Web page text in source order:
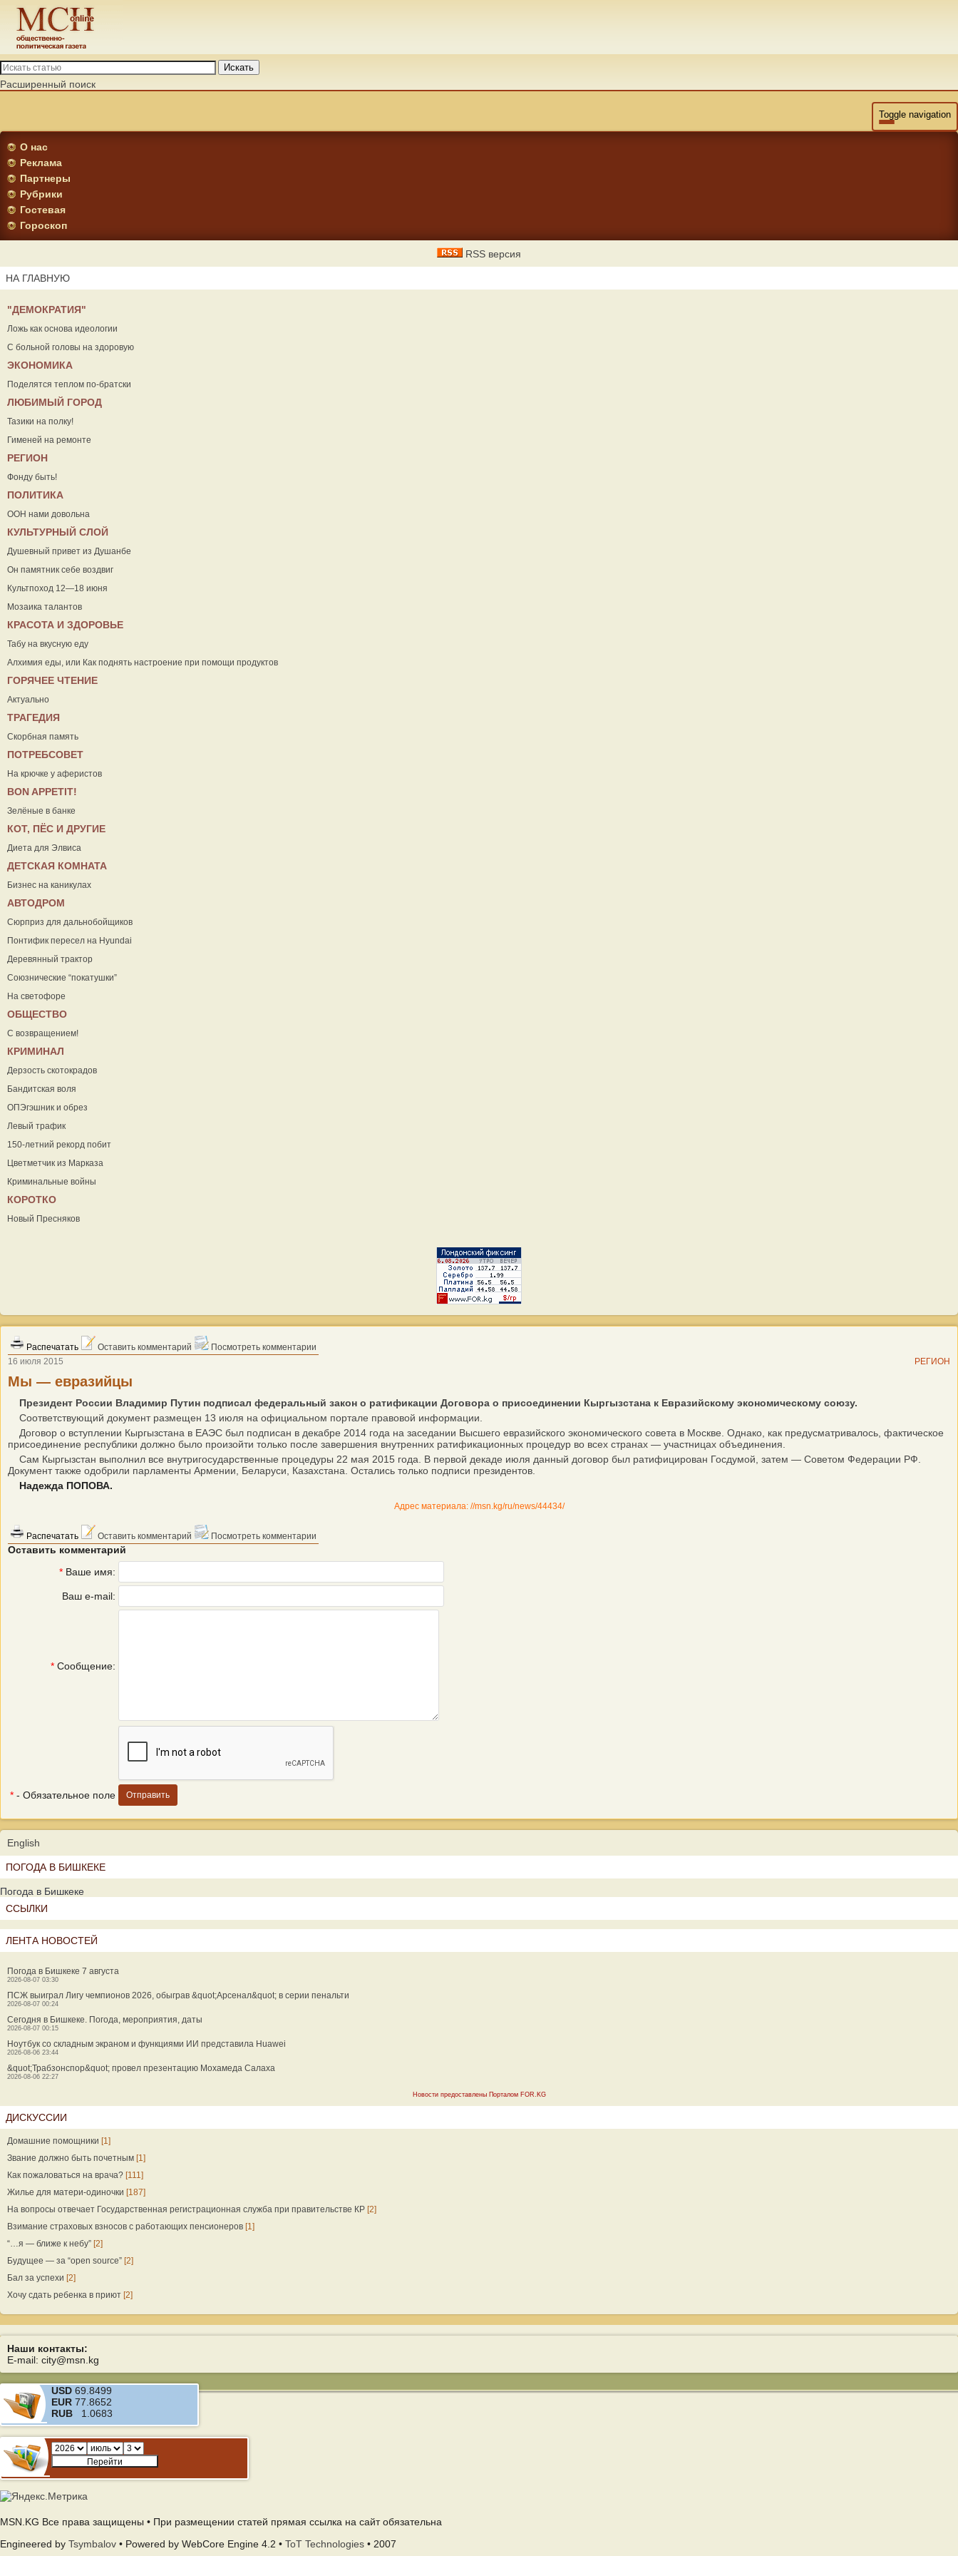
Искать
Расширенный поиск
Toggle navigation
О нас
Реклама
Партнеры
Рубрики
Гостевая
Гороскоп
RSS версия
НА ГЛАВНУЮ
"ДЕМОКРАТИЯ"
Ложь как основа идеологии
С больной головы на здоровую
ЭКОНОМИКА
Поделятся теплом по-братски
ЛЮБИМЫЙ ГОРОД
Тазики на полку!
Гименей на ремонте
РЕГИОН
Фонду быть!
ПОЛИТИКА
ООН нами довольна
КУЛЬТУРНЫЙ СЛОЙ
Душевный привет из Душанбе
Он памятник себе воздвиг
Культпоход 12—18 июня
Мозаика талантов
КРАСОТА И ЗДОРОВЬЕ
Табу на вкусную еду
Алхимия еды, или Как поднять настроение при помощи продуктов
ГОРЯЧЕЕ ЧТЕНИЕ
Актуально
ТРАГЕДИЯ
Скорбная память
ПОТРЕБСОВЕТ
На крючке у аферистов
ВON APPETIT!
Зелёные в банке
КОТ, ПЁС И ДРУГИЕ
Диета для Элвиса
ДЕТСКАЯ КОМНАТА
Бизнес на каникулах
АВТОДРОМ
Сюрприз для дальнобойщиков
Понтифик пересел на Hyundai
Деревянный трактор
Союзнические “покатушки”
На светофоре
ОБЩЕСТВО
С возвращением!
КРИМИНАЛ
Дерзость скотокрадов
Бандитская воля
ОПЭгэшник и обрез
Левый трафик
150-летний рекорд побит
Цветметчик из Марказа
Криминальные войны
КОРОТКО
Новый Пресняков
Распечатать Оставить комментарий
Посмотреть комментарии
16 июля 2015
РЕГИОН
Мы — евразийцы
Президент России Владимир Путин подписал федеральный закон о ратификации Договора о присоединении Кыргызстана к Евразийскому экономическому союзу.
Соответствующий документ размещен 13 июля на официальном портале правовой информации.
Договор о вступлении Кыргызстана в ЕАЭС был подписан в декабре 2014 года на заседании Высшего евразийского экономического совета в Москве. Однако, как предусматривалось, фактическое
присоединение республики должно было произойти только после завершения внутренних ратификационных процедур во всех странах — участницах объединения.
Сам Кыргызстан выполнил все внутригосударственные процедуры 22 мая 2015 года. В первой декаде июля данный договор был ратифицирован Госдумой, затем — Советом Федерации РФ.
Документ также одобрили парламенты Армении, Беларуси, Казахстана. Остались только подписи президентов.
Надежда ПОПОВА.
Адрес материала: //msn.kg/ru/news/44434/
Распечатать Оставить комментарий Посмотреть комментарии
Оставить комментарий
* Ваше имя:
Ваш e-mail:
* Сообщение:
* - Обязательное поле
English
ПОГОДА В БИШКЕКЕ
Погода в Бишкеке
ССЫЛКИ
ЛЕНТА НОВОСТЕЙ
Погода в Бишкеке 7 августа
2026-08-07 03:30
ПСЖ выиграл Лигу чемпионов 2026, обыграв &quot;Арсенал&quot; в серии пенальти
2026-08-07 00:24
Сегодня в Бишкеке. Погода, мероприятия, даты
2026-08-07 00:15
Ноутбук со складным экраном и функциями ИИ представила Huawei
2026-08-06 23:44
&quot;Трабзонспор&quot; провел презентацию Мохамеда Салаха
2026-08-06 22:27
Новости предоставлены Порталом FOR.KG
ДИСКУССИИ
Домашние помощники [1]
Звание должно быть почетным [1]
Как пожаловаться на врача? [111]
Жилье для матери-одиночки [187]
На вопросы отвечает Государственная регистрационная служба при правительстве КР [2]
Взимание страховых взносов с работающих пенсионеров [1]
“…я — ближе к небу” [2]
Будущее — за “open source” [2]
Бал за успехи [2]
Хочу сдать ребенка в приют [2]
Наши контакты:
E-mail: city@msn.kg
USD 69.8499
EUR 77.8652
RUB 1.0683
MSN.KG Все права защищены • При размещении статей прямая ссылка на сайт обязательна
Engineered by Tsymbalov • Powered by WebCore Engine 4.2 • ToT Technologies • 2007